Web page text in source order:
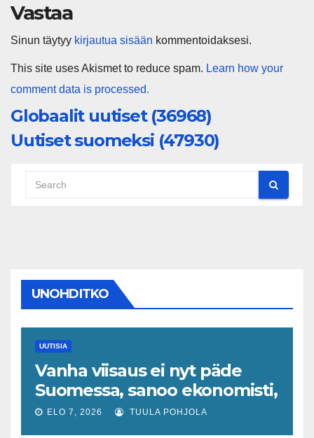
Vastaa
Sinun täytyy kirjautua sisään kommentoidaksesi.
This site uses Akismet to reduce spam. Learn how your
comment data is processed.
Globaalit uutiset (36968)
Uutiset suomeksi (47930)
UNOHDITKO
UUTISIA
Vanha viisaus ei nyt päde
Suomessa, sanoo ekonomisti,
joka odottaa työllisyyteen
ELO 7, 2026 TUULA POHJOLA